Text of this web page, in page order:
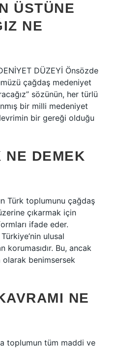
ÜSTÜNE
NE
DÜZEYİ Önsözde
çağdaş medeniyet
sözünün, her türlü
bir milli medeniyet
bir gereği olduğu
NE DEMEK
Türk toplumunu çağdaş
çıkarmak için
ifade eder.
ulusal
korumasıdır. Bu, ancak
benimsersek
NE
toplumun tüm maddi ve